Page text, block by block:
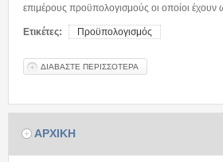
επιμέρους προϋπολογισμούς οι οποίοι έχουν
Ετικέτες: Προϋπολογισμός
ΔΙΑΒΑΣΤΕ ΠΕΡΙΣΣΟΤΕΡΑ
ΑΡΧΙΚΗ